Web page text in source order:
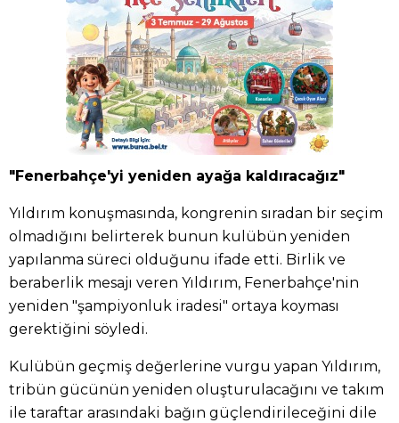
"Fenerbahçe'yi yeniden ayağa kaldıracağız"
Yıldırım konuşmasında, kongrenin sıradan bir seçim
olmadığını belirterek bunun kulübün yeniden
yapılanma süreci olduğunu ifade etti. Birlik ve
beraberlik mesajı veren Yıldırım, Fenerbahçe'nin
yeniden "şampiyonluk iradesi" ortaya koyması
gerektiğini söyledi.
Kulübün geçmiş değerlerine vurgu yapan Yıldırım,
tribün gücünün yeniden oluşturulacağını ve takım
ile taraftar arasındaki bağın güçlendirileceğini dile